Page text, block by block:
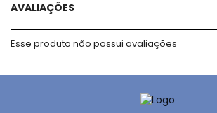
AVALIAÇÕES
Esse produto não possui avaliações